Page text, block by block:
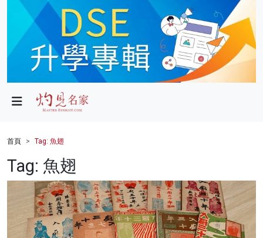
政局
財經
健康
商業
科技
首頁 Tag: 魚翅
Tag: 魚翅